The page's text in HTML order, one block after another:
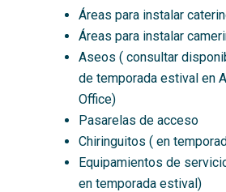
Áreas para instalar
Áreas para instalar
Aseos ( consultar
de temporada estival en
Office)
Pasarelas de acceso
Chiringuitos ( en
Equipamientos de
en temporada estival)